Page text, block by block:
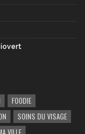
FOODIE
SOINS DU VISAGE